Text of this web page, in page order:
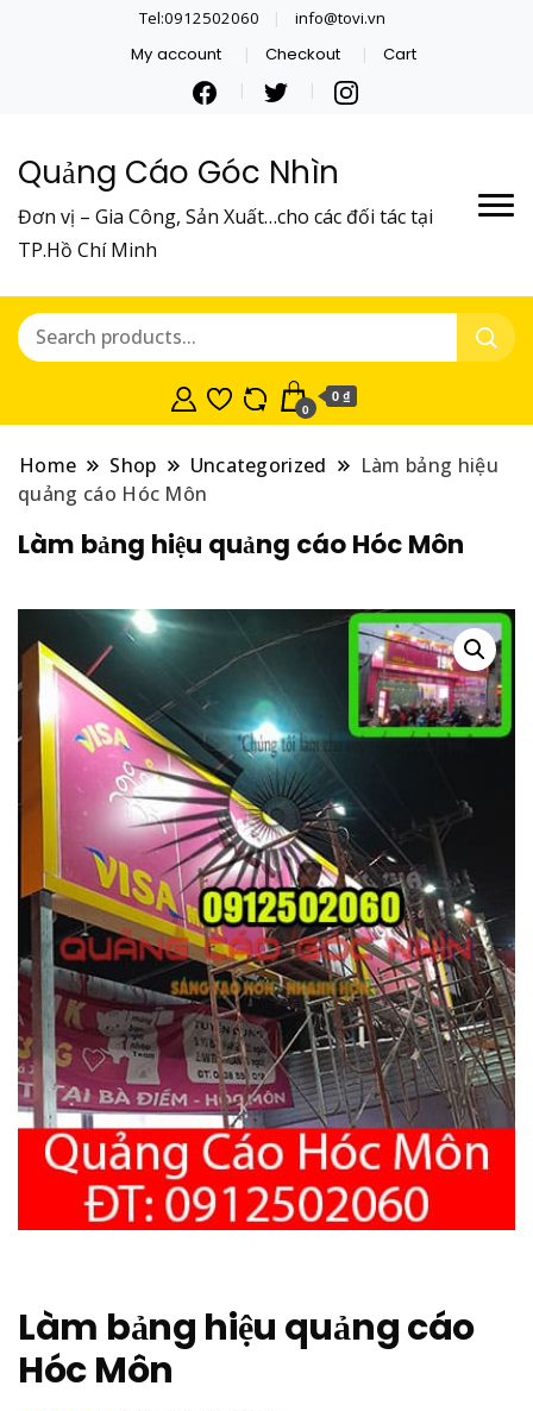
Tel:0912502060 info@tovi.vn
My account Checkout Cart
Quảng Cáo Góc Nhìn
Đơn vị – Gia Công, Sản Xuất…cho các đối tác tại
TP.Hồ Chí Minh
0
0 ₫
Home Shop Uncategorized
Làm bảng hiệu
quảng cáo Hóc Môn
Làm bảng hiệu quảng cáo Hóc Môn
Làm bảng hiệu quảng cáo
Hóc Môn